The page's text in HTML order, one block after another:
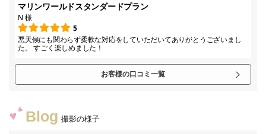
マリンワールドスタンダードプラン
N 様
5
悪天候にも関わらず柔軟な対応をしていただいてありがとうございまし
た。 すごく楽しめました！
お客様の口コミ一覧
Blog 撮影の様子